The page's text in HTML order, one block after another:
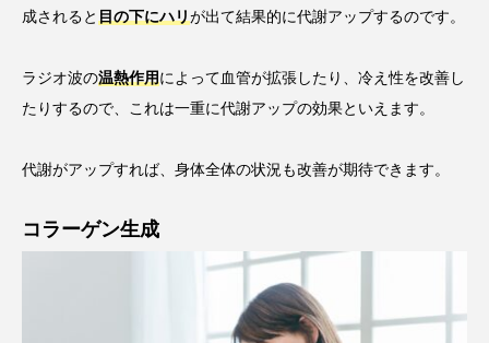
成されると 目の下にハリ が出て結果的に代謝アップするのです。
ラジオ波の温熱作用 によって血管が拡張したり、冷え性を改善し
たりするので、これは一重に代謝アップの効果といえます。
代謝がアップすれば、身体全体の状況も改善が期待できます。
コラーゲン生成